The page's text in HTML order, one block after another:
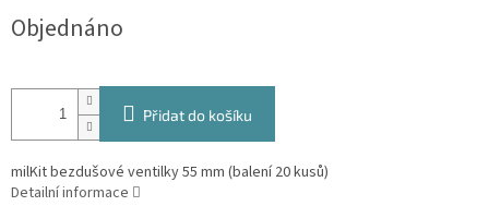
cena:
Objednáno
Přidat do košíku
milKit bezdušové ventilky 55 mm (balení 20 kusů)
Detailní informace